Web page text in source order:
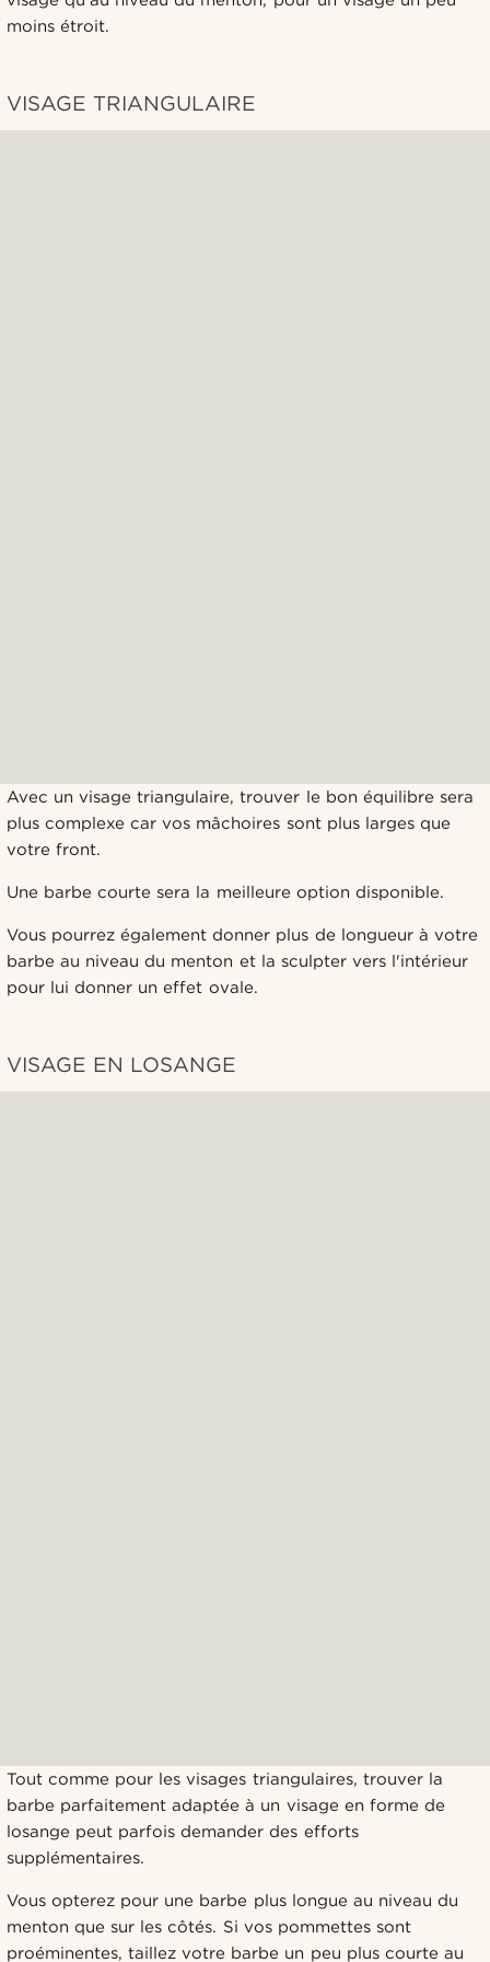
moins étroit.
VISAGE TRIANGULAIRE
Avec un visage triangulaire, trouver le bon équilibre sera
plus complexe car vos mâchoires sont plus larges que
votre front.
Une barbe courte sera la meilleure option disponible.
Vous pourrez également donner plus de longueur à votre
barbe au niveau du menton et la sculpter vers l'intérieur
pour lui donner un effet ovale.
VISAGE EN LOSANGE
Tout comme pour les visages triangulaires, trouver la
barbe parfaitement adaptée à un visage en forme de
losange peut parfois demander des efforts
supplémentaires.
Vous opterez pour une barbe plus longue au niveau du
menton que sur les côtés. Si vos pommettes sont
proéminentes, taillez votre barbe un peu plus courte au